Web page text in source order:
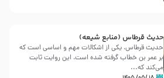
حدیث قرطاس (منابع شیعه)
حدیث قرطاس، یکی از اشکالات مهم و اساسی است که
بر عمر بن خطاب گرفته شده است، این روایت ثابت
می‌کند که...